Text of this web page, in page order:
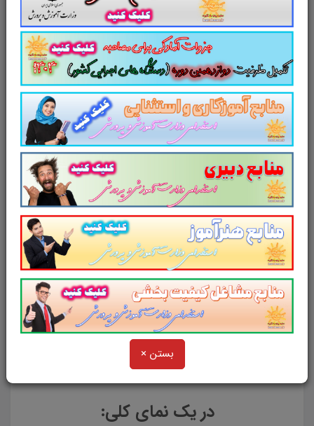
بستن ×
صفحهبا پاسخ تشریحیدر قالب فایلpdf
.
بهترین منبع برای آزمون های استخدامی می
باشد. جزوه سوالات تستی کتاب پیشگیری اولیه از
اعتیاد و رفتارهای پرخطرمطالب خوانده شده
داوطلبین آزمون استخدامی را نظم بخشیده و
منسجم می سازد. این مجموعهمرور سریع
داوطلب را سبب می شود و آگاهی های وی را
نظم بخشیده و یک آمادگی و شبیه سازی را برای
جلسه آزمون به همراه دارد. مطالعه این منبع برای
همه داوطلبین شرکت کننده درآزمون استخدامی
وزارت آموزش و پرورشپیشنهاد می شود.
از دیگر منابع آزمون استخدامی وزارت
آموزش و پرورش در سایت پرتو
یادگیری دیدن فرمایید.
و
در یک نمای کلی: